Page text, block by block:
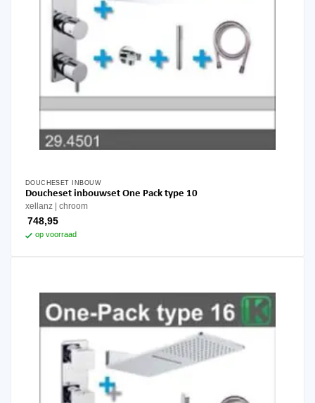
DOUCHESET INBOUW
Doucheset inbouwset One Pack type 10
xellanz chroom
748,95
op voorraad